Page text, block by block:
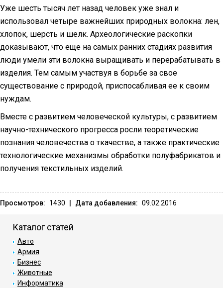
Уже шесть тысяч лет назад человек уже знал и
использовал четыре важнейших природных волокна: лен,
хлопок, шерсть и шелк. Археологические раскопки
доказывают, что еще на самых ранних стадиях развития
люди умели эти волокна выращивать и перерабатывать в
изделия. Тем самым участвуя в борьбе за свое
существование с природой, приспосабливая ее к своим
нуждам.
Вместе с развитием человеческой культуры, с развитием
научно-технического прогресса росли теоретические
познания человечества о ткачестве, а также практические
технологические механизмы обработки полуфабрикатов и
получения текстильных изделий.
Просмотров: 1430 Дата добавления: 09.02.2016
Каталог статей
Авто
Армия
Бизнес
Животные
Информатика